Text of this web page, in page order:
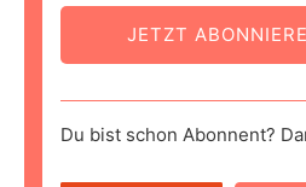
JETZT
Du bist schon Abonnent?